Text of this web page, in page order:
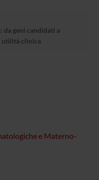
da geni candidati a
utilità clinica
e Materno-